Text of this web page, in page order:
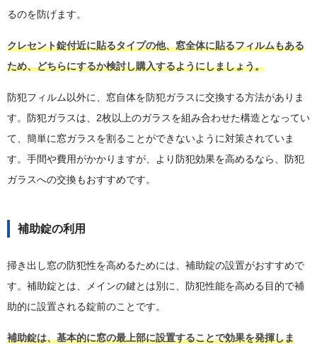
るのを防げます。
クレセント錠付近に貼るタイプの他、窓全体に貼るフィルムもある
ため、どちらにするか検討し購入するようにしましょう。
防犯フィルム以外に、窓自体を防犯ガラスに交換する方法がありま
す。防犯ガラスは、2枚以上のガラスを組み合わせた構造となってい
て、簡単に窓ガラスを割ることができないように対策されていま
す。手間や費用がかかりますが、より防犯効果を高めるなら、防犯
ガラスへの交換もおすすめです。
補助錠の利用
掃き出し窓の防犯性を高めるためには、補助錠の設置がおすすめで
す。補助錠とは、メインの鍵とは別に、防犯性能を高める目的で補
助的に設置される錠前のことです。
補助錠は、基本的に窓の最上部に設置することで効果を発揮しま